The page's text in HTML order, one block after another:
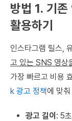
방법 1. 기존
활용하기
인스타그램 릴스,
고 있는 SNS 영상
가장 빠르고 비용
k 광고 정책에 맞
광고 길이 : 5